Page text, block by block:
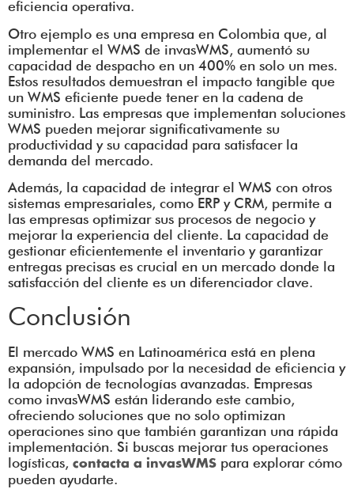
eficiencia operativa.
Otro ejemplo es una empresa en Colombia que, al
implementar el WMS de invasWMS, aumentó su
capacidad de despacho en un 400% en solo un mes.
Estos resultados demuestran el impacto tangible que
un WMS eficiente puede tener en la cadena de
suministro. Las empresas que implementan soluciones
WMS pueden mejorar significativamente su
productividad y su capacidad para satisfacer la
demanda del mercado.
Además, la capacidad de integrar el WMS con otros
sistemas empresariales, como ERP y CRM, permite a
las empresas optimizar sus procesos de negocio y
mejorar la experiencia del cliente. La capacidad de
gestionar eficientemente el inventario y garantizar
entregas precisas es crucial en un mercado donde la
satisfacción del cliente es un diferenciador clave.
Conclusión
El mercado WMS en Latinoamérica está en plena
expansión, impulsado por la necesidad de eficiencia y
la adopción de tecnologías avanzadas. Empresas
como invasWMS están liderando este cambio,
ofreciendo soluciones que no solo optimizan
operaciones sino que también garantizan una rápida
implementación. Si buscas mejorar tus operaciones
logísticas, contacta a invasWMS para explorar cómo
pueden ayudarte.